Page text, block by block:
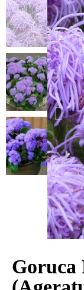
Goruca